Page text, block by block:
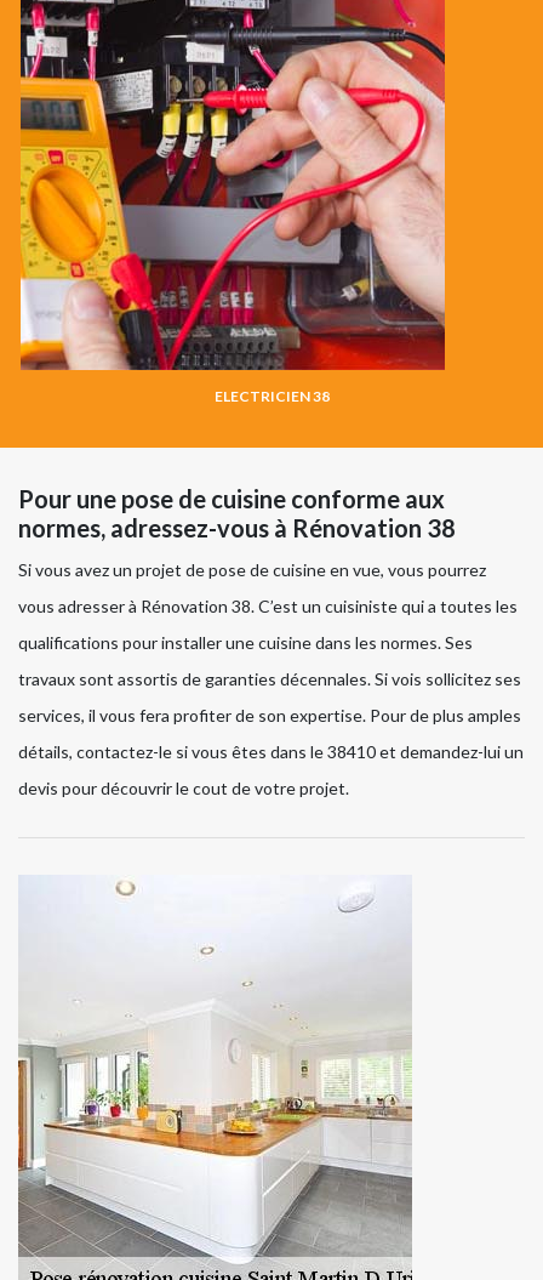
ELECTRICIEN 38
Pour une pose de cuisine conforme aux
normes, adressez-vous à Rénovation 38
Si vous avez un projet de pose de cuisine en vue, vous pourrez
vous adresser à Rénovation 38. C’est un cuisiniste qui a toutes les
qualifications pour installer une cuisine dans les normes. Ses
travaux sont assortis de garanties décennales. Si vois sollicitez ses
services, il vous fera profiter de son expertise. Pour de plus amples
détails, contactez-le si vous êtes dans le 38410 et demandez-lui un
devis pour découvrir le cout de votre projet.